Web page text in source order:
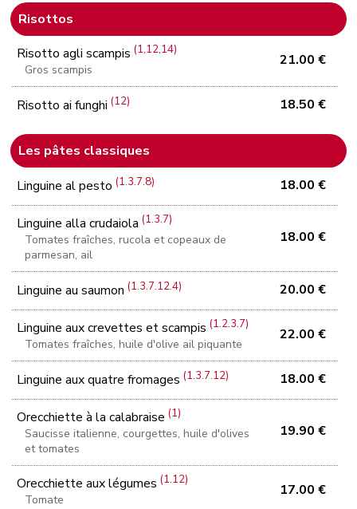
Risottos
Risotto agli scampis(1,12,14)
Gros scampis
21.00 €
Risotto ai funghi(12) 18.50 €
Les pâtes classiques
Linguine al pesto(1.3.7.8) 18.00 €
Linguine alla crudaiola(1.3.7)
Tomates fraîches, rucola et copeaux de
parmesan, ail
18.00 €
Linguine au saumon(1.3.7.12.4) 20.00 €
Linguine aux crevettes et scampis(1.2.3.7)
Tomates fraîches, huile d'olive ail piquante
22.00 €
Linguine aux quatre fromages(1.3.7.12) 18.00 €
Orecchiette à la calabraise(1)
Saucisse italienne, courgettes, huile d'olives
et tomates
19.90 €
Orecchiette aux légumes(1.12)
Tomate
17.00 €